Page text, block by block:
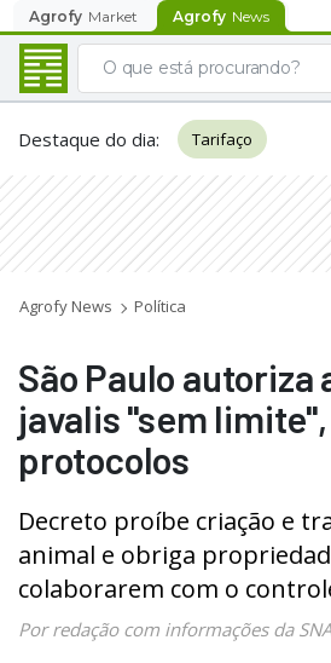
Agrofy Market Agrofy News
Destaque do dia: Tarifaço
Agrofy News Política
São Paulo autoriza
javalis "sem
protocolos
Decreto proíbe criação e
animal e obriga
colaborarem com o
Por redação com informações da SNA